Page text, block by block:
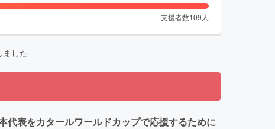
支援者数109 人
した
表をカタールワールドカップで応援するために